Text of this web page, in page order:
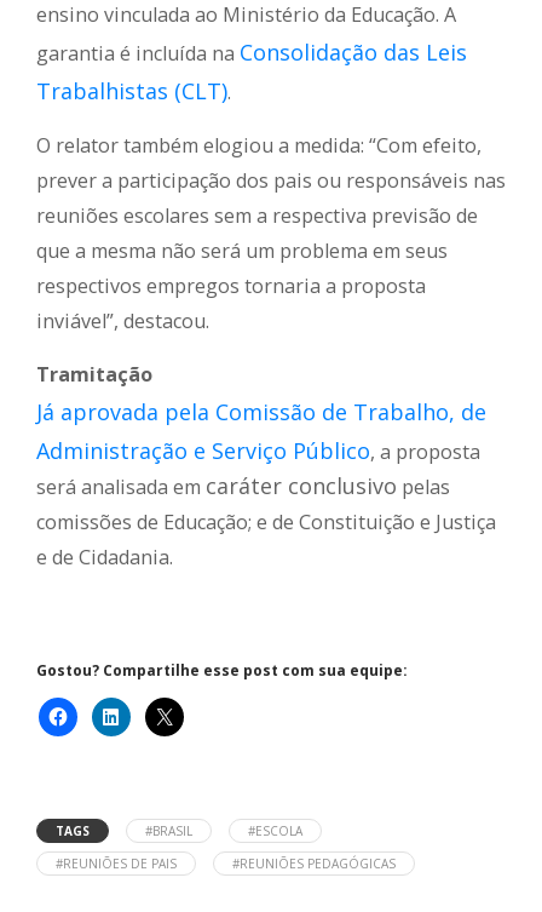
ensino vinculada ao Ministério da Educação. A
garantia é incluída na Consolidação das Leis
Trabalhistas (CLT).
O relator também elogiou a medida: “Com efeito,
prever a participação dos pais ou responsáveis nas
reuniões escolares sem a respectiva previsão de
que a mesma não será um problema em seus
respectivos empregos tornaria a proposta
inviável”, destacou.
Tramitação
Já aprovada pela Comissão de Trabalho, de
Administração e Serviço Público, a proposta
será analisada em caráter conclusivo pelas
comissões de Educação; e de Constituição e Justiça
e de Cidadania.
Gostou? Compartilhe esse post com sua equipe:
TAGS #BRASIL
#ESCOLA
#REUNIÕES DE PAIS
#REUNIÕES PEDAGÓGICAS